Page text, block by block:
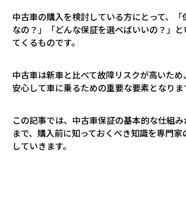
軽ワゴン春日部店
春日部サービスセンター
上尾店
会社案内
中古車の購入を検討している方にとって、
なの？」「どんな保証を選べばいいの？」
てくるものです。
中古車は新車と比べて故障リスクが高いた
安心して車に乗るための重要な要素となりま
この記事では、中古車保証の基本的な仕組
まで、購入前に知っておくべき知識を専門
していきます。